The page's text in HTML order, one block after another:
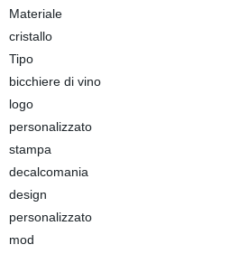
Materiale
cristallo
Tipo
bicchiere di vino
logo
personalizzato
stampa
decalcomania
design
personalizzato
mod